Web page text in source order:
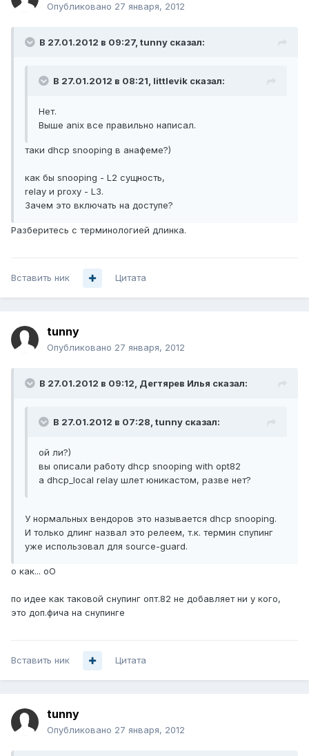
Опубликовано 27 января, 2012
В 27.01.2012 в 09:27, tunny сказал:
В 27.01.2012 в 08:21, littlevik сказал:
Нет.
Выше anix все правильно написал.
таки dhcp snooping в анафеме?)
как бы snooping - L2 сущность,
relay и proxy - L3.
Зачем это включать на доступе?
Разберитесь с терминологией длинка.
Вставить ник Цитата
tunny
Опубликовано 27 января, 2012
В 27.01.2012 в 09:12, Дегтярев Илья сказал:
В 27.01.2012 в 07:28, tunny сказал:
ой ли?)
вы описали работу dhcp snooping with opt82
а dhcp_local relay шлет юникастом, разве нет?
У нормальных вендоров это называется dhcp snooping.
И только длинг назвал это релеем, т.к. термин спупинг
уже использовал для source-guard.
о как... оО
по идее как таковой снупинг опт.82 не добавляет ни у кого,
это доп.фича на снупинге
Вставить ник Цитата
tunny
Опубликовано 27 января, 2012